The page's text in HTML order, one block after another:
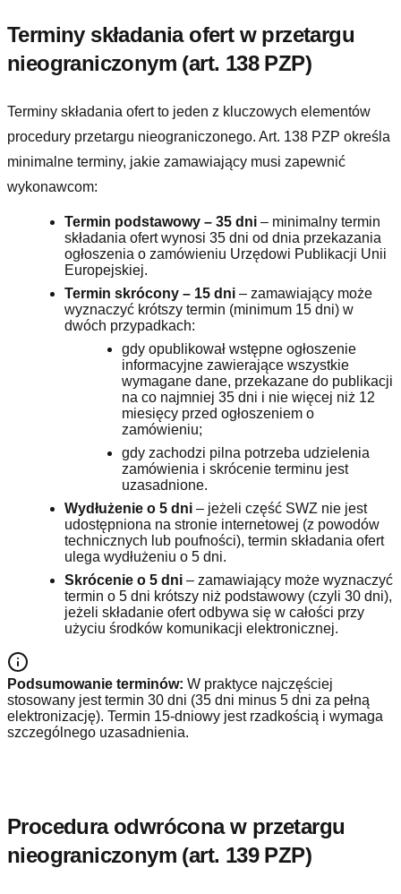
Terminy składania ofert w przetargu
nieograniczonym (art. 138 PZP)
Terminy składania ofert to jeden z kluczowych elementów
procedury przetargu nieograniczonego. Art. 138 PZP określa
minimalne terminy, jakie zamawiający musi zapewnić
wykonawcom:
Termin podstawowy – 35 dni – minimalny termin
składania ofert wynosi 35 dni od dnia przekazania
ogłoszenia o zamówieniu Urzędowi Publikacji Unii
Europejskiej.
Termin skrócony – 15 dni – zamawiający może
wyznaczyć krótszy termin (minimum 15 dni) w
dwóch przypadkach:
gdy opublikował wstępne ogłoszenie
informacyjne zawierające wszystkie
wymagane dane, przekazane do publikacji
na co najmniej 35 dni i nie więcej niż 12
miesięcy przed ogłoszeniem o
zamówieniu;
gdy zachodzi pilna potrzeba udzielenia
zamówienia i skrócenie terminu jest
uzasadnione.
Wydłużenie o 5 dni – jeżeli część SWZ nie jest
udostępniona na stronie internetowej (z powodów
technicznych lub poufności), termin składania ofert
ulega wydłużeniu o 5 dni.
Skrócenie o 5 dni – zamawiający może wyznaczyć
termin o 5 dni krótszy niż podstawowy (czyli 30 dni),
jeżeli składanie ofert odbywa się w całości przy
użyciu środków komunikacji elektronicznej.
Podsumowanie terminów: W praktyce najczęściej
stosowany jest termin 30 dni (35 dni minus 5 dni za pełną
elektronizację). Termin 15-dniowy jest rzadkością i wymaga
szczególnego uzasadnienia.
Procedura odwrócona w przetargu
nieograniczonym (art. 139 PZP)